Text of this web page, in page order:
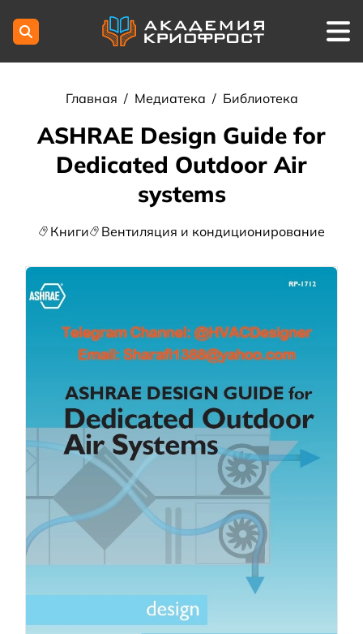
Главная / Медиатека / Библиотека
ASHRAE Design Guide for
Dedicated Outdoor Air
systems
Книги Вентиляция и кондиционирование